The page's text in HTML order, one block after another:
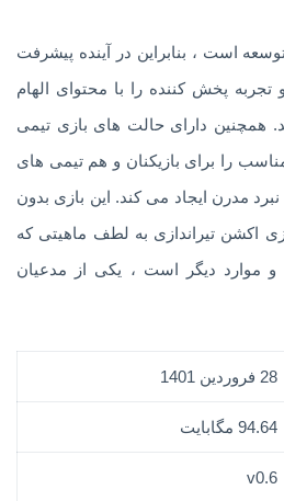
است ، بنابراین در آینده پیشرفت
پخش کننده را با محتوای الهام
همچنین دارای حالت های بازی تیمی
را برای بازیکنان و هم تیمی های
مدرن ایجاد می کند. این بازی بدون
اکشن تیراندازی به لطف ماهیتی که
و موارد دیگر است ، یکی از مدعیان
28 فروردین 1401
94.64 مگابایت
v0.6